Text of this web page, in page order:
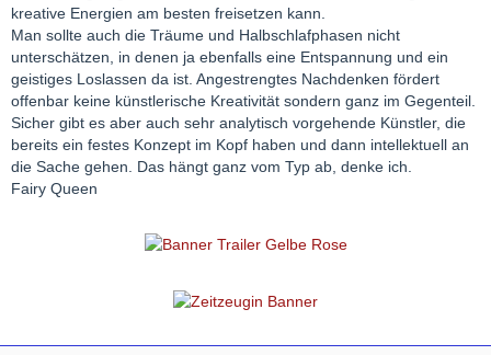
kreative Energien am besten freisetzen kann.
Man sollte auch die Träume und Halbschlafphasen nicht
unterschätzen, in denen ja ebenfalls eine Entspannung und ein
geistiges Loslassen da ist. Angestrengtes Nachdenken fördert
offenbar keine künstlerische Kreativität sondern ganz im Gegenteil.
Sicher gibt es aber auch sehr analytisch vorgehende Künstler, die
bereits ein festes Konzept im Kopf haben und dann intellektuell an
die Sache gehen. Das hängt ganz vom Typ ab, denke ich.
Fairy Queen